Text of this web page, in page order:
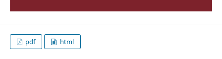
pdf html